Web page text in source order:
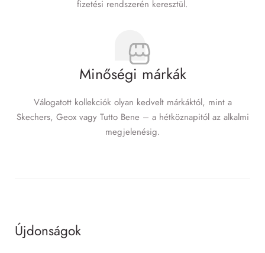
fizetési rendszerén keresztül.
Minőségi márkák
Válogatott kollekciók olyan kedvelt márkáktól, mint a
Skechers, Geox vagy Tutto Bene – a hétköznapitól az alkalmi
megjelenésig.
Újdonságok